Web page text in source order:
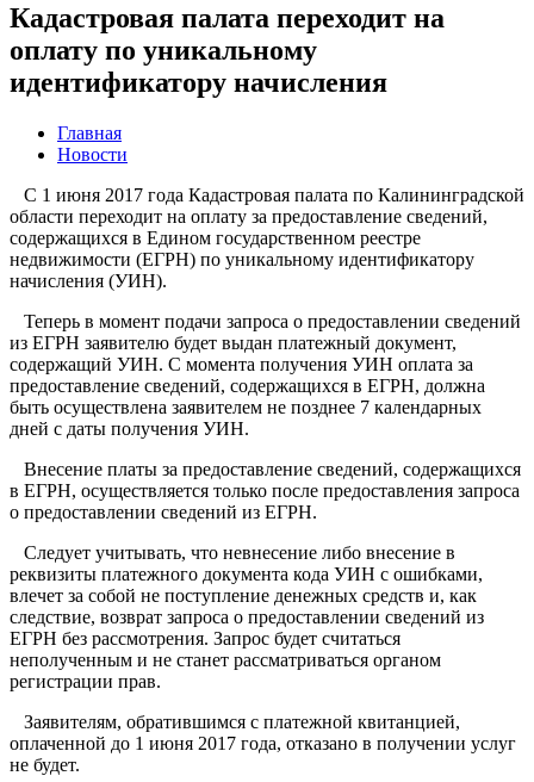
Кадастровая палата переходит на
оплату по уникальному
идентификатору начисления
Главная
Новости
С 1 июня 2017 года Кадастровая палата по Калининградской
области переходит на оплату за предоставление сведений,
содержащихся в Едином государственном реестре
недвижимости (ЕГРН) по уникальному идентификатору
начисления (УИН).
Теперь в момент подачи запроса о предоставлении сведений
из ЕГРН заявителю будет выдан платежный документ,
содержащий УИН. С момента получения УИН оплата за
предоставление сведений, содержащихся в ЕГРН, должна
быть осуществлена заявителем не позднее 7 календарных
дней с даты получения УИН.
Внесение платы за предоставление сведений, содержащихся
в ЕГРН, осуществляется только после предоставления запроса
о предоставлении сведений из ЕГРН.
Следует учитывать, что невнесение либо внесение в
реквизиты платежного документа кода УИН с ошибками,
влечет за собой не поступление денежных средств и, как
следствие, возврат запроса о предоставлении сведений из
ЕГРН без рассмотрения. Запрос будет считаться
неполученным и не станет рассматриваться органом
регистрации прав.
Заявителям, обратившимся с платежной квитанцией,
оплаченной до 1 июня 2017 года, отказано в получении услуг
не будет.